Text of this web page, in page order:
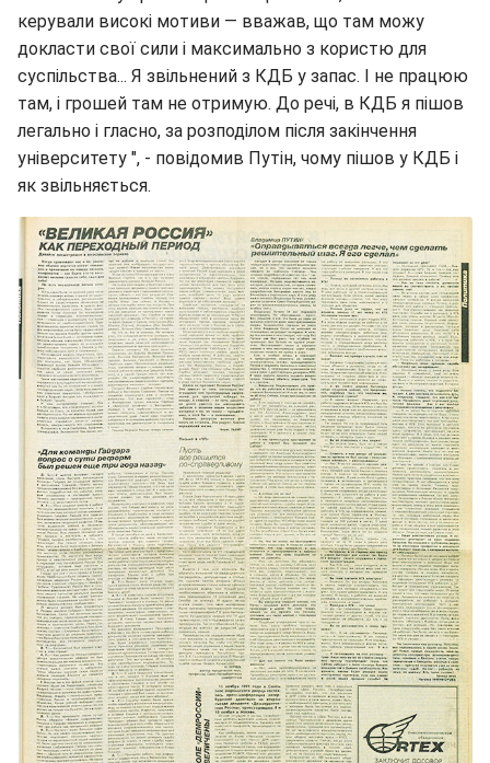
керували високі мотиви — вважав, що там можу
докласти свої сили і максимально з користю для
суспільства... Я звільнений з КДБ у запас. І не працюю
там, і грошей там не отримую. До речі, в КДБ я пішов
легально і гласно, за розподілом після закінчення
університету ", - повідомив Путін, чому пішов у КДБ і
як звільняється.